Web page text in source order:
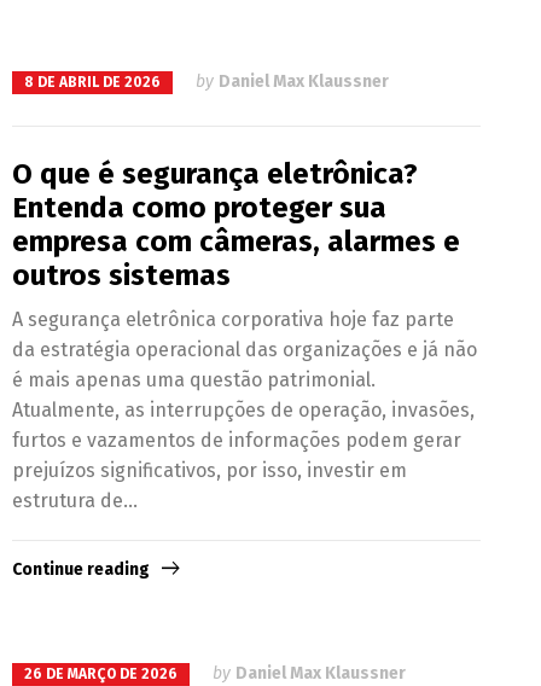
8 DE ABRIL DE 2026 by Daniel Max Klaussner
O que é segurança eletrônica?
Entenda como proteger sua
empresa com câmeras, alarmes e
outros sistemas
A segurança eletrônica corporativa hoje faz parte
da estratégia operacional das organizações e já não
é mais apenas uma questão patrimonial.
Atualmente, as interrupções de operação, invasões,
furtos e vazamentos de informações podem gerar
prejuízos significativos, por isso, investir em
estrutura de...
Continue reading
26 DE MARÇO DE 2026 by Daniel Max Klaussner